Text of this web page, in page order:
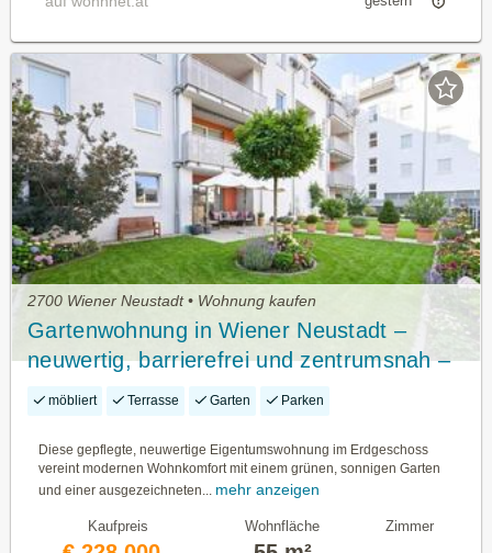
2700 Wiener Neustadt • Wohnung kaufen
Gartenwohnung in Wiener Neustadt –
neuwertig, barrierefrei und zentrumsnah –
nur wenige Minuten vom Domplatz und der
möbliert Terrasse Garten Parken
Diese gepflegte, neuwertige Eigentumswohnung im Erdgeschoss
vereint modernen Wohnkomfort mit einem grünen, sonnigen Garten
und einer ausgezeichneten...
mehr anzeigen
Kaufpreis Wohnfläche Zimmer